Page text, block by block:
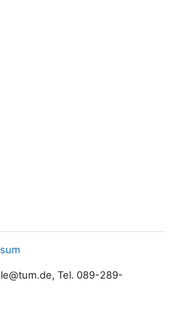
Tel. 089-289-